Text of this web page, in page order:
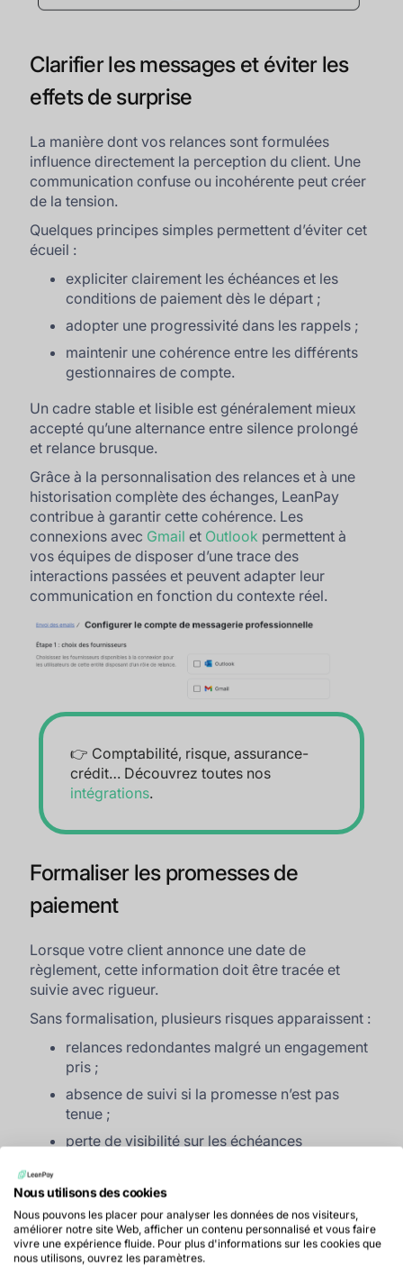
Clarifier les messages et éviter les
effets de surprise
La manière dont vos relances sont formulées
influence directement la perception du client. Une
communication confuse ou incohérente peut créer
de la tension.
Quelques principes simples permettent d’éviter cet
écueil :
expliciter clairement les échéances et les
conditions de paiement dès le départ ;
adopter une progressivité dans les rappels ;
maintenir une cohérence entre les différents
gestionnaires de compte.
Un cadre stable et lisible est généralement mieux
accepté qu’une alternance entre silence prolongé
et relance brusque.
Grâce à la personnalisation des relances et à une
historisation complète des échanges, LeanPay
contribue à garantir cette cohérence. Les
connexions avec Gmail et Outlook permettent à
vos équipes de disposer d’une trace des
interactions passées et peuvent adapter leur
communication en fonction du contexte réel.
👉 Comptabilité, risque, assurance-
crédit… Découvrez toutes nos
intégrations.
Formaliser les promesses de
paiement
Lorsque votre client annonce une date de
règlement, cette information doit être tracée et
suivie avec rigueur.
Sans formalisation, plusieurs risques apparaissent :
relances redondantes malgré un engagement
pris ;
absence de suivi si la promesse n’est pas
tenue ;
perte de visibilité sur les échéances
En centralisant lespromesses de paiement
gagnez en cohérence. Votre client perçoit une
démarche structurée, fondée sur les engagements
échangés, et non sur une pression arbitraire.
Nous utilisons des cookies
Nous pouvons les placer pour analyser les données de nos visiteurs,
améliorer notre site Web, afficher un contenu personnalisé et vous faire
vivre une expérience fluide. Pour plus d'informations sur les cookies que
nous utilisons, ouvrez les paramètres.